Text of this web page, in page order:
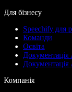
Для бізнесу
Speechify для
Команди
Освіта
Документація
Компанія